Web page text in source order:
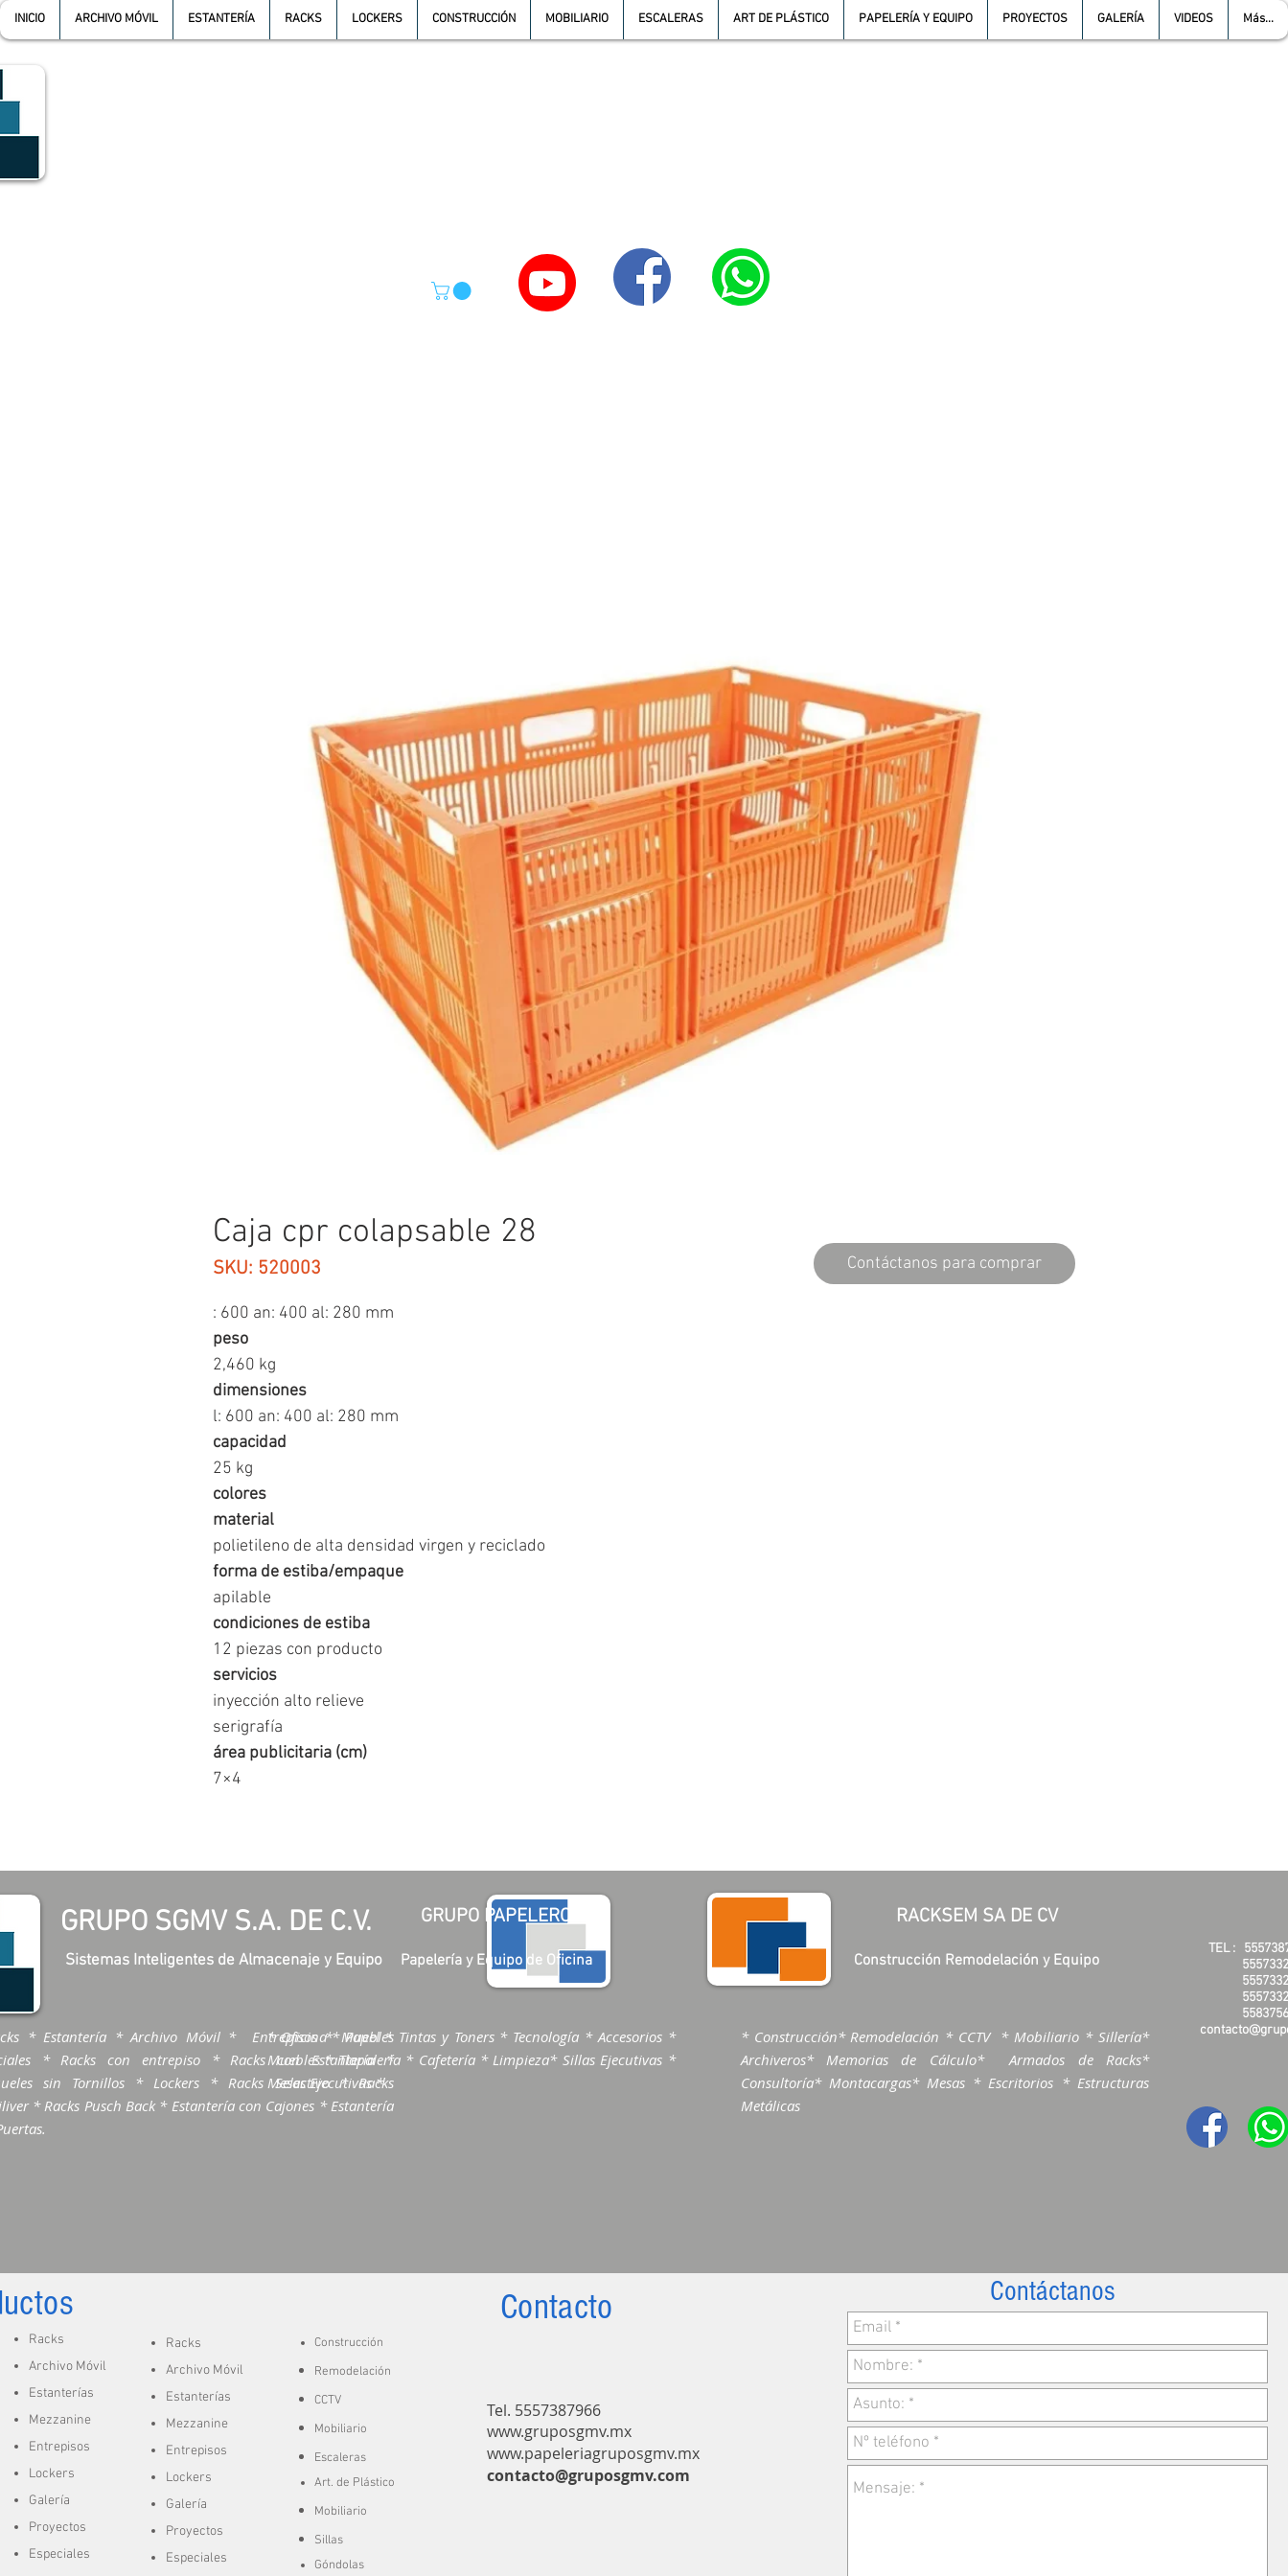
INICIO ARCHIVO MÓVIL ESTANTERÍA RACKS LOCKERS CONSTRUCCIÓN MOBILIARIO ESCALERAS ART DE PLÁSTICO PAPELERÍA Y EQUIPO PROYECTOS GALERÍA VIDEOS Más...
Caja cpr colapsable 28
SKU: 520003
: 600 an: 400 al: 280 mm
peso
2,460 kg
dimensiones
l: 600 an: 400 al: 280 mm
capacidad
25 kg
colores
material
polietileno de alta densidad virgen y reciclado
forma de estiba/empaque
apilable
condiciones de estiba
12 piezas con producto
servicios
inyección alto relieve
serigrafía
área publicitaria (cm)
7×4
Contáctanos para comprar
GRUPO SGMV S.A. DE C.V.
Sistemas Inteligentes de Almacenaje y Equipo
* Estantería * Archivo Móvil * Entrepisos * Muebles
* Racks con entrepiso * Racks con Estantería *
sin Tornillos * Lockers * Racks Selectivo * Racks
* Racks Pusch Back * Estantería con Cajones * Estantería
GRUPO PAPELERO
Papelería y Equipo de Oficina
* Oficina * Papel * Tintas y Toners * Tecnología * Accesorios *
Muebles * Tlapalería * Cafetería * Limpieza* Sillas Ejecutivas *
Mesas Ejecutivas *
RACKSEM SA DE CV
Construcción Remodelación y Equipo
* Construcción* Remodelación * CCTV * Mobiliario * Sillería*
Archiveros* Memorias de Cálculo* Armados de Racks*
Consultoría* Montacargas* Mesas * Escritorios * Estructuras
Metálicas
TEL :
Racks
Archivo Móvil
Estanterías
Mezzanine
Entrepisos
Lockers
Galería
Proyectos
Especiales
Racks
Archivo Móvil
Estanterías
Mezzanine
Entrepisos
Lockers
Galería
Proyectos
Especiales
Construcción
Remodelación
CCTV
Mobiliario
Escaleras
Art. de Plástico
Mobiliario
Sillas
Góndolas
Contacto
Tel. 5557387966
www.gruposgmv.mx
www.papeleriagruposgmv.mx
contacto@gruposgmv.com
Contáctanos